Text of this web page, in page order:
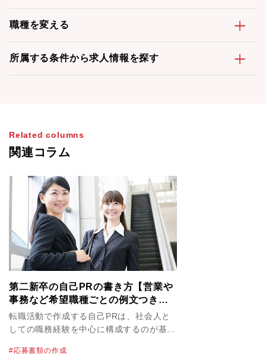
職種を変える
所属する条件から求人情報を探す
Related columns
関連コラム
第二新卒の自己PRの書き方【営業や
事務など希望職種ごとの例文つき】
｜転職エージェントのパソナキャリ
ア
転職活動で作成する自己PRは、社会人と
しての職務経験を中心に構成するのが基本
出てからの経験が浅いため、目立った実績
応募書類の作成